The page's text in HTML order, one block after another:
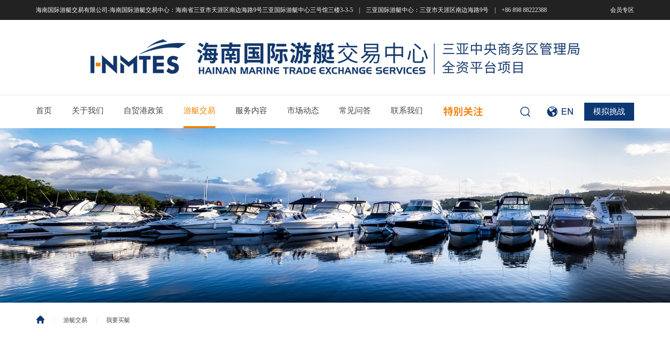
海南国际游艇交易有限公司-海南国际游艇交易中心： 海南省三亚市天涯区南边海路9号三亚国际游艇中心三号馆三楼3-3-5 | 三亚国际游艇中心：三亚市天涯区南边海路9号 | +86 898 88222388 会员专区
模拟挑战
首页 关于我们 自贸港政策 游艇交易 服务内容 市场动态 常见问答 联系我们
游艇交易 我要买艇